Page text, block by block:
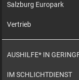
Salzburg Europark
Vertrieb
AUSHILFE* IN
IM SCHLICHTDIENST